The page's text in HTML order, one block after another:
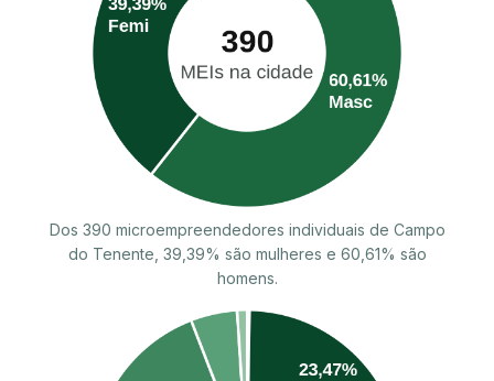
Dos 390 microempreendedores individuais de Campo
do Tenente, 39,39% são mulheres e 60,61% são
homens.